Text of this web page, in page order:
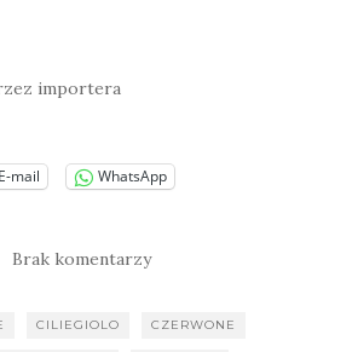
importera
E-mail WhatsApp
Brak komentarzy
CILIEGIOLO CZERWONE